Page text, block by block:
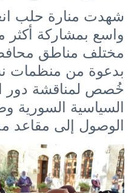
شهدت منارة حلب
مختلف مناطق
بدعوة من منظمات
خُصص لمناقشة دور
السياسية السورية
الوصول إلى